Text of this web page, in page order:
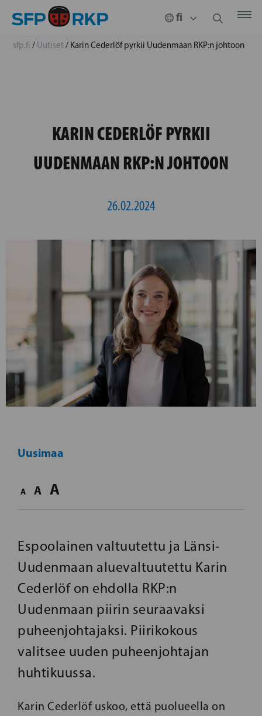
sfp.fi / Uutiset/ Karin Cederlöf pyrkii Uudenmaan RKP:n johtoon
KARIN CEDERLÖF PYRKII
UUDENMAAN RKP:N JOHTOON
26.02.2024
Uusimaa
A A A
Espoolainen valtuutettu ja Länsi-
Uudenmaan aluevaltuutettu Karin
Cederlöf on ehdolla RKP:n
Uudenmaan piirin seuraavaksi
puheenjohtajaksi. Piirikokous
valitsee uuden puheenjohtajan
huhtikuussa.
Karin Cederlöf uskoo, että puolueella on